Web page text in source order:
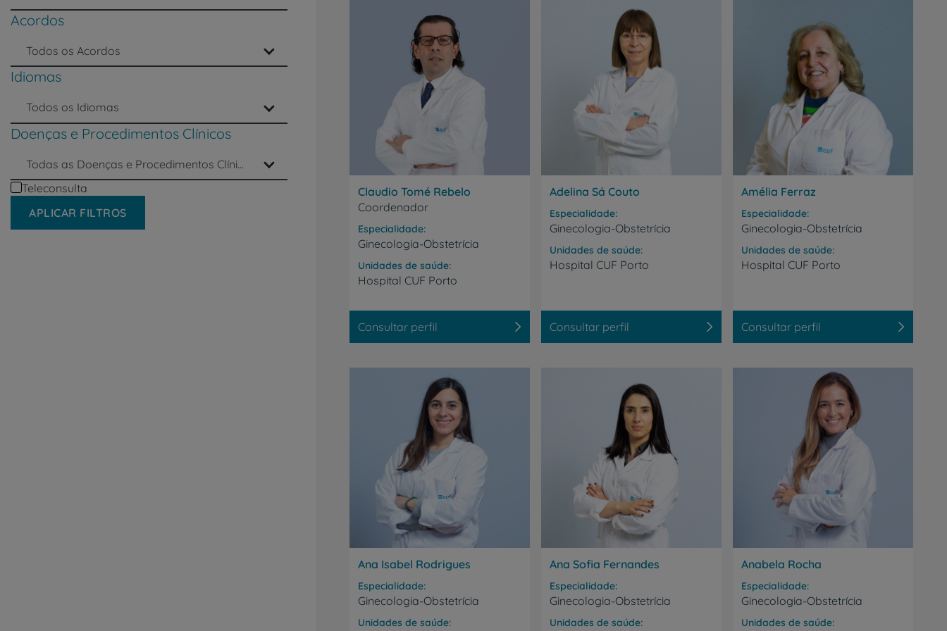
leitor
de
Pressione
Control-
F10
um
menu
acessibilidade.
Prevenção e bem-estar
Acordos
Todos os Acordos
Idiomas
Todos os Idiomas
Doenças e Procedimentos Clínicos
Todas as Doenças e Procedimentos Clínicos
Teleconsulta
APLICAR FILTROS
Claudio Tomé Rebelo
Coordenador
Especialidade
Ginecologia-Obstetrícia
Unidades de saúde
Hospital CUF Porto
Consultar perfil
Adelina Sá Couto
Especialidade
Ginecologia-Obstetrícia
Unidades de saúde
Hospital CUF Porto
Consultar perfil
Amélia Ferraz
Especialidade
Ginecologia-Obstetrícia
Unidades de saúde
Hospital CUF Porto
Consultar perfil
Ana Isabel Rodrigues
Especialidade
Ginecologia-Obstetrícia
Unidades de saúde
Ana Sofia Fernandes
Especialidade
Ginecologia-Obstetrícia
Unidades de saúde
Anabela Rocha
Especialidade
Ginecologia-Obstetrícia
Unidades de saúde